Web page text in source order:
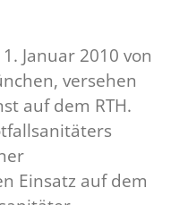
Januar 2010 von
versehen
auf dem RTH.
Einsatz auf dem